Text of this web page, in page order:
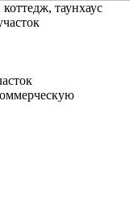
таунхаус